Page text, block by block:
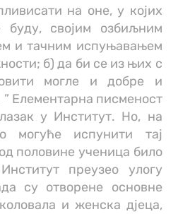
на оне, у којих
буду, својим озбиљним
и тачним испуњавањем
б) да би се из њих с
могле и добре и
Елементарна писменост
у Институт. Но, на
могуће испунити тај
од половине ученица било
преузео улогу
су отворене основне
и женска дјеца,